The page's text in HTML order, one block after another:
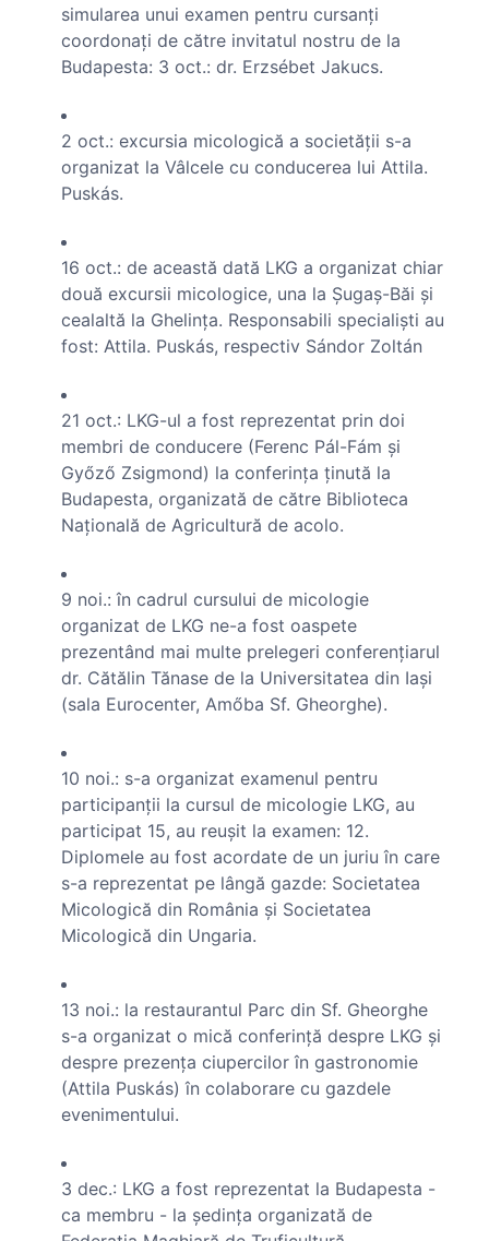
simularea unui examen pentru cursanţi
coordonaţi de către invitatul nostru de la
Budapesta: 3 oct.: dr. Erzsébet Jakucs.
2 oct.: excursia micologică a societăţii s-a
organizat la Vâlcele cu conducerea lui Attila.
Puskás.
16 oct.: de această dată LKG a organizat chiar
două excursii micologice, una la Şugaş-Băi şi
cealaltă la Ghelinţa. Responsabili specialişti au
fost: Attila. Puskás, respectiv Sándor Zoltán
21 oct.: LKG-ul a fost reprezentat prin doi
membri de conducere (Ferenc Pál-Fám şi
Győző Zsigmond) la conferinţa ţinută la
Budapesta, organizată de către Biblioteca
Naţională de Agricultură de acolo.
9 noi.: în cadrul cursului de micologie
organizat de LKG ne-a fost oaspete
prezentând mai multe prelegeri conferenţiarul
dr. Cătălin Tănase de la Universitatea din Iaşi
(sala Eurocenter, Amőba Sf. Gheorghe).
10 noi.: s-a organizat examenul pentru
participanţii la cursul de micologie LKG, au
participat 15, au reuşit la examen: 12.
Diplomele au fost acordate de un juriu în care
s-a reprezentat pe lângă gazde: Societatea
Micologică din România şi Societatea
Micologică din Ungaria.
13 noi.: la restaurantul Parc din Sf. Gheorghe
s-a organizat o mică conferinţă despre LKG şi
despre prezenţa ciupercilor în gastronomie
(Attila Puskás) în colaborare cu gazdele
evenimentului.
3 dec.: LKG a fost reprezentat la Budapesta -
ca membru - la şedinţa organizată de